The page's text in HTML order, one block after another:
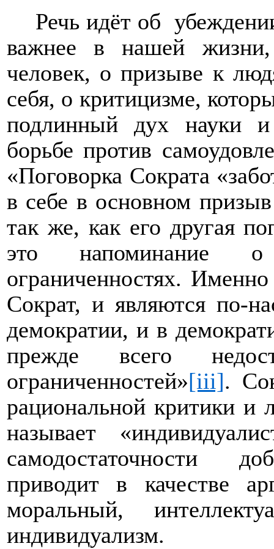
Речь идёт об
важнее в нашей жизни,
человек, о призыве к
себя, о критицизме,
подлинный дух науки
борьбе против
«Поговорка Сократа
в себе в основном
так же, как его другая
это напоминание о
ограниченностях.
Сократ, и являются по-
демократии, и в
прежде всего
ограниченностей»[iii].
рациональной критики и
называет
самодостаточности
приводит в качестве
моральный,
индивидуализм.